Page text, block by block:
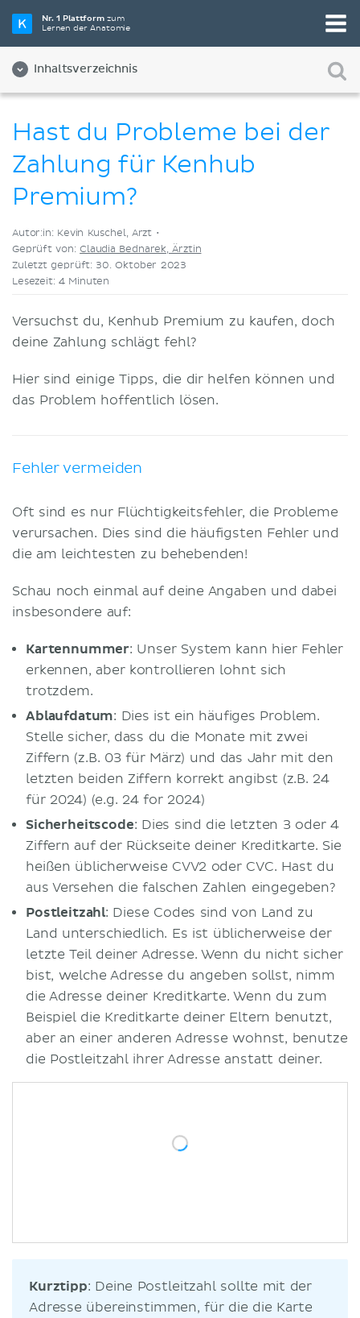
Nr. 1 Plattformzum
Lernen der Anatomie
Inhaltsverzeichnis
Wähle die beste Lernmethode für dich
Videos
Hast du Probleme bei der
Zahlung für Kenhub
Premium?
Autor:in: Kevin Kuschel, Arzt •
Geprüft von:Claudia Bednarek, Ärztin
Zuletzt geprüft: 30. Oktober 2023
Lesezeit: 4 Minuten
Versuchst du, Kenhub Premium zu kaufen, doch
deine Zahlung schlägt fehl?
Hier sind einige Tipps, die dir helfen können und
das Problem hoffentlich lösen.
Fehler vermeiden
Oft sind es nur Flüchtigkeitsfehler, die Probleme
verursachen. Dies sind die häufigsten Fehler und
die am leichtesten zu behebenden!
Schau noch einmal auf deine Angaben und dabei
insbesondere auf:
Kartennummer: Unser System kann hier Fehler
erkennen, aber kontrollieren lohnt sich
trotzdem.
Ablaufdatum: Dies ist ein häufiges Problem.
Stelle sicher, dass du die Monate mit zwei
Ziffern (z.B. 03 für März) und das Jahr mit den
letzten beiden Ziffern korrekt angibst (z.B. 24
für 2024) (e.g. 24 for 2024 )
Sicherheitscode: Dies sind die letzten 3 oder 4
Ziffern auf der Rückseite deiner Kreditkarte. Sie
heißen üblicherweise CVV2 oder CVC. Hast du
aus Versehen die falschen Zahlen eingegeben?
Postleitzahl: Diese Codes sind von Land zu
Land unterschiedlich. Es ist üblicherweise der
letzte Teil deiner Adresse. Wenn du nicht sicher
bist, welche Adresse du angeben sollst, nimm
die Adresse deiner Kreditkarte. Wenn du zum
Beispiel die Kreditkarte deiner Eltern benutzt,
aber an einer anderen Adresse wohnst, benutze
die Postleitzahl ihrer Adresse anstatt deiner.
Kurztipp: Deine Postleitzahl sollte mit der
Adresse übereinstimmen, für die die Karte